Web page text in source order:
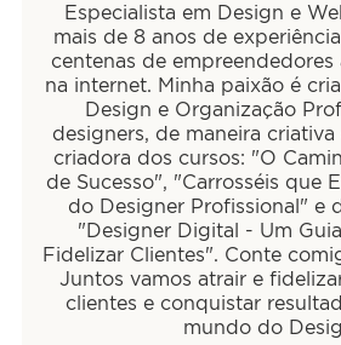
Especialista em Design e
mais de 8 anos de
centenas de empreendedores
na internet. Minha paixão é
Design e Organização
designers, de maneira criativa
criadora dos cursos: "O
de Sucesso", "Carrosséis que
do Designer Profissional" e
"Designer Digital - Um
Fidelizar Clientes". Conte
Juntos vamos atrair e
clientes e conquistar
mundo do